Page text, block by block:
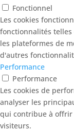
Fonctionnel
Les cookies
fonctionnalités
les plateformes de
d'autres
Performance
Performance
Les cookies de
analyser les
qui contribue à
visiteurs.